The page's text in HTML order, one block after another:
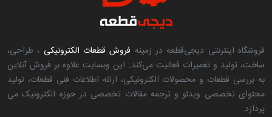
فروشگاه اینترنتی دیجی‌قطعه در زمینه فروش قطعات الکترونیکی ، طراحی،
ساخت، تولید و تعمیرات فعالیت می‌کند. این وبسایت علاوه بر فروش آنلاین
به بررسی قطعات و محصولات الکترونیکی، ارائه اطلاعات فنی قطعات، تولید
محتوای تخصصی ویدئو و ترجمه مقالات تخصصی در حوزه الکترونیک می
پردازد.